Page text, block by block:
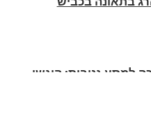
גניבות: הוגשו